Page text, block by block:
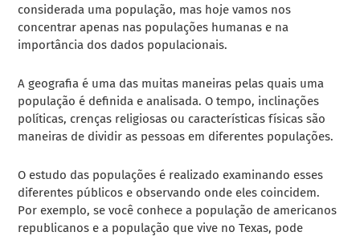
considerada uma população, mas hoje vamos nos
concentrar apenas nas populações humanas e na
importância dos dados populacionais.
A geografia é uma das muitas maneiras pelas quais uma
população é definida e analisada. O tempo, inclinações
políticas, crenças religiosas ou características físicas são
maneiras de dividir as pessoas em diferentes populações.
O estudo das populações é realizado examinando esses
diferentes públicos e observando onde eles coincidem.
Por exemplo, se você conhece a população de americanos
republicanos e a população que vive no Texas, pode